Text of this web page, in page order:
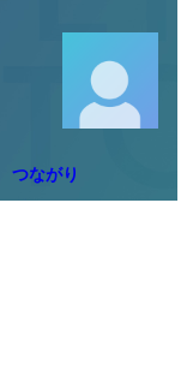
つながり